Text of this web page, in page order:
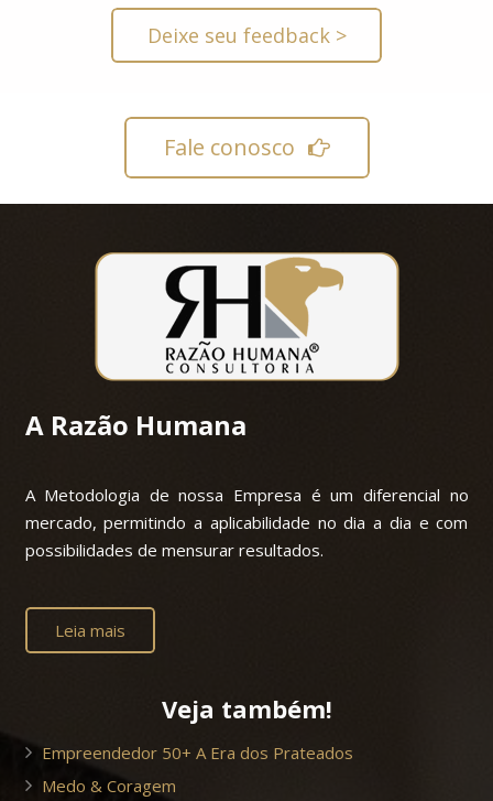
Deixe seu feedback >
Fale conosco
A Razão Humana
A Metodologia de nossa Empresa é um diferencial no
mercado, permitindo a aplicabilidade no dia a dia e com
possibilidades de mensurar resultados.
Leia mais
Veja também!
Empreendedor 50+ A Era dos Prateados
Medo & Coragem